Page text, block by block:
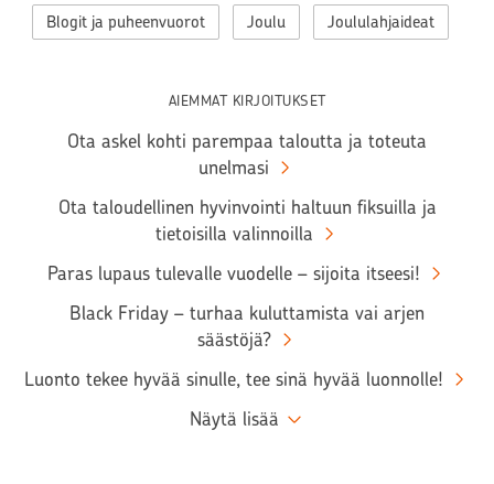
Blogit ja puheenvuorot Joulu Joululahjaideat
AIEMMAT KIRJOITUKSET
Ota askel kohti parempaa taloutta ja toteuta
unelmasi
Ota taloudellinen hyvinvointi haltuun fiksuilla ja
tietoisilla valinnoilla
Paras lupaus tulevalle vuodelle – sijoita itseesi!
Black Friday – turhaa kuluttamista vai arjen
säästöjä?
Luonto tekee hyvää sinulle, tee sinä hyvää luonnolle!
Näytä lisää